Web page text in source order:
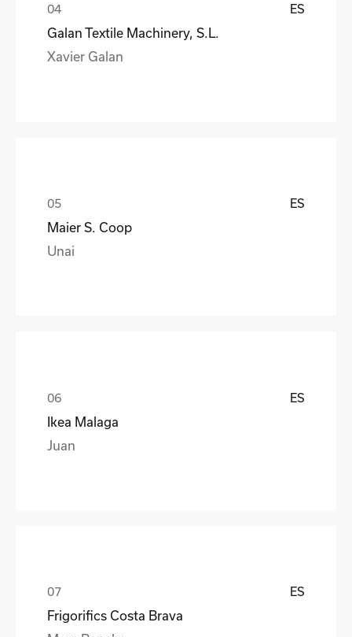
ES
Galan Textile Machinery, S.L.
Xavier Galan
ES
Maier S. Coop
Unai
ES
Ikea Malaga
Juan
ES
Frigorifics Costa Brava